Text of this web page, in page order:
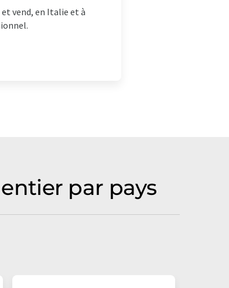
vend, en Italie et à
par pays